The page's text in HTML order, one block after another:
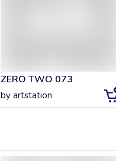
ZERO TWO 073
by artstation